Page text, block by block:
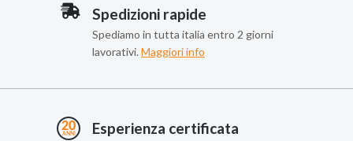
Spedizioni rapide
Spediamo in tutta italia entro 2 giorni
lavorativi. Maggiori info
Esperienza certificata